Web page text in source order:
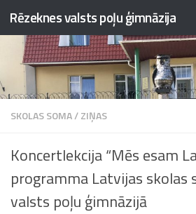
Skip to content
Rēzeknes valsts poļu ģimnāzija
SKOLAS SOMA/ZIŅAS
Koncertlekcija “Mēs esam
programma Latvijas skolas
valsts poļu ģimnāzijā